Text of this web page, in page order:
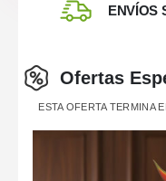
ENVÍOS
Ofertas
ESTA OFERTA TERMINA